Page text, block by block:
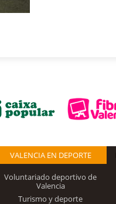
VALENCIA EN DEPORTE
Voluntariado deportivo de
Valencia
Turismo y deporte